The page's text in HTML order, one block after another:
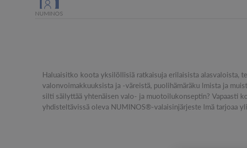
NUMINOS
Haluaisitko koota yksilöllisiä ratkaisuja erilaisista alasvaloista,
valonvoimakkuuksista ja -väreistä, puolihämäräku lmista ja
silti säilyttää yhtenäisen valo- ja muotoilukonseptin? Vapaasti
yhdisteltävissä oleva NUMINOS®-valaisinjärjeste lmä tarjoaa
Kuten tämän diffuusorin, jossa käytetään hunajakennomaisia
varmistamiseksi, että säteilevä valo tuntuu vähemmän